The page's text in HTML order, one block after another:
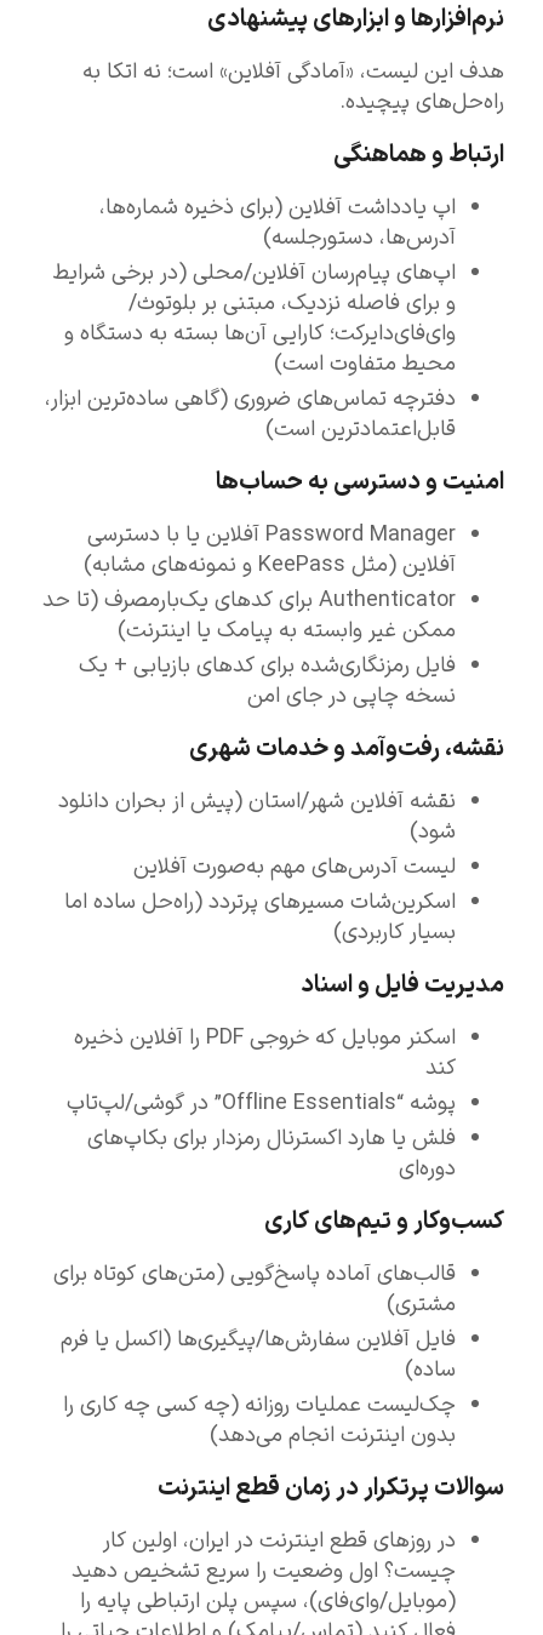
نرم‌افزارها و ابزارهای پیشنهادی
هدف این لیست، «آمادگی آفلاین» است؛ نه اتکا به
راه‌حل‌های پیچیده.
ارتباط و هماهنگی
اپ یادداشت آفلاین (برای ذخیره شماره‌ها،
آدرس‌ها، دستورجلسه)
اپ‌های پیام‌رسان آفلاین/محلی (در برخی شرایط
و برای فاصله نزدیک، مبتنی بر بلوتوث/
وای‌فای‌دایرکت؛ کارایی آن‌ها بسته به دستگاه و
محیط متفاوت است)
دفترچه تماس‌های ضروری (گاهی ساده‌ترین ابزار،
قابل‌اعتمادترین است)
امنیت و دسترسی به حساب‌ها
Password Manager آفلاین یا با دسترسی
آفلاین (مثل KeePass و نمونه‌های مشابه)
Authenticator برای کدهای یک‌بارمصرف (تا حد
ممکن غیر وابسته به پیامک یا اینترنت)
فایل رمزنگاری‌شده برای کدهای بازیابی + یک
نسخه چاپی در جای امن
نقشه، رفت‌وآمد و خدمات شهری
نقشه آفلاین شهر/استان (پیش از بحران دانلود
شود)
لیست آدرس‌های مهم به‌صورت آفلاین
اسکرین‌شات مسیرهای پرتردد (راه‌حل ساده اما
بسیار کاربردی)
مدیریت فایل و اسناد
اسکنر موبایل که خروجی PDF را آفلاین ذخیره
کند
پوشه “Offline Essentials” در گوشی/لپ‌تاپ
فلش یا هارد اکسترنال رمزدار برای بکاپ‌های
دوره‌ای
کسب‌وکار و تیم‌های کاری
قالب‌های آماده پاسخ‌گویی (متن‌های کوتاه برای
مشتری)
فایل آفلاین سفارش‌ها/پیگیری‌ها (اکسل یا فرم
ساده)
چک‌لیست عملیات روزانه (چه کسی چه کاری را
بدون اینترنت انجام می‌دهد)
سوالات پرتکرار در زمان قطع اینترنت
در روزهای قطع اینترنت در ایران، اولین کار
چیست؟ اول وضعیت را سریع تشخیص دهید
(موبایل/وای‌فای)، سپس پلن ارتباطی پایه را